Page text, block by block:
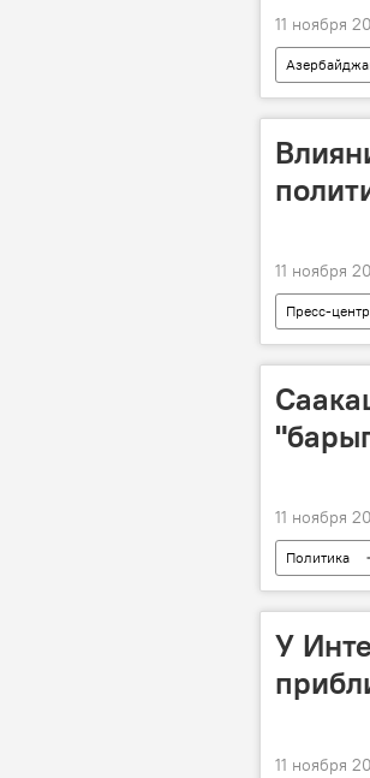
11 ноября
Премьер-
11 ноября
Пресс-центр
Евгений
11 ноября
Политика
У
11 ноября